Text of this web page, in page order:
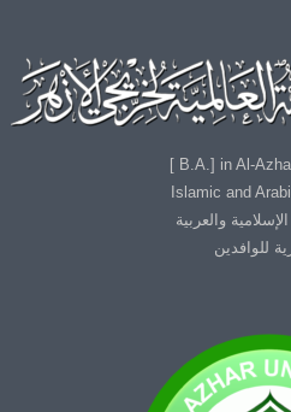
B.A.] in Al-
Islamic and
والعربية
للوافدين